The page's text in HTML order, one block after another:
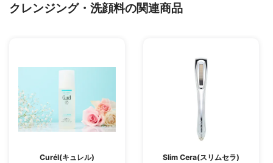
クレンジング・洗顔料の関連商品
Curél(キュレル)
Slim Cera(スリムセラ)